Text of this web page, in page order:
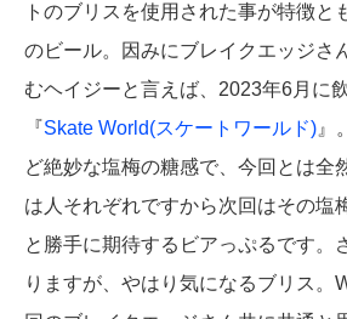
トのブリスを使用された事が特徴と
のビール。因みにブレイクエッジさ
むヘイジーと言えば、2023年6月に
『Skate World(スケートワールド) 』
ど絶妙な塩梅の糖感で、今回とは
は人それぞれですから次回はその塩
と勝手に期待するビアっぷるです。
りますが、やはり気になるブリス。